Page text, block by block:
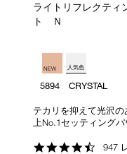
ライトリフレクテ
ト Ｎ
NEW 人気色
5894 CRYSTAL
テカリを抑えて光沢
上No.1セッティングパ
4.7
947